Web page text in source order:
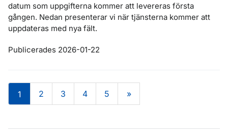
datum som uppgifterna kommer att levereras första
gången. Nedan presenterar vi när tjänsterna kommer att
uppdateras med nya fält.
Publicerades 2026-01-22
1 2 3 4 5 »